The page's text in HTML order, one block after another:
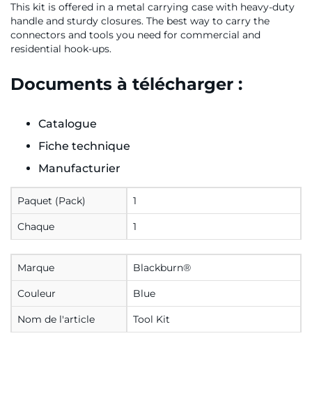
This kit is offered in a metal carrying case with heavy-duty
handle and sturdy closures. The best way to carry the
connectors and tools you need for commercial and
residential hook-ups.
Documents à télécharger :
Catalogue
Fiche technique
Manufacturier
Paquet (Pack) 1
Chaque 1
Marque Blackburn®
Couleur Blue
Nom de l'article Tool Kit